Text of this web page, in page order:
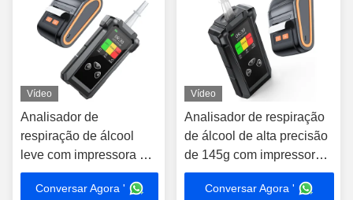
Vídeo
Analisador de
respiração de álcool
leve com impressora de
armazenamento de
registos de 200000
Conversar Agora '
Vídeo
Analisador de respiração
de álcool de alta precisão
de 145g com impressora
12cm * 5.7cm * 2.7cm
Conversar Agora '